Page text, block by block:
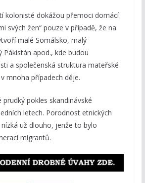
kolonisté dokážou přemoci domácí
svých žen“ pouze v případě, že na
malé Somálsko, malý
Pákistán apod., kde budou
a společenská struktura mateřské
mnoha případech děje.
pokles skandinávské
letech. Porodnost etnických
už dlouho, jenže to bylo
migrantů.